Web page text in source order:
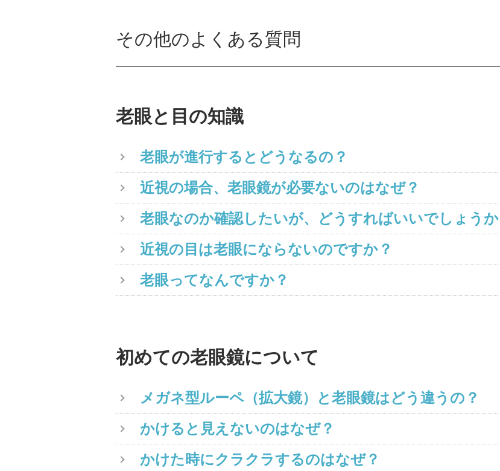
その他のよくある質問
老眼と目の知識
老眼が進行するとどうなるの？
近視の場合、老眼鏡が必要ないのはなぜ？
老眼なのか確認したいが、どうすればいいでしょうか
近視の目は老眼にならないのですか？
老眼ってなんですか？
初めての老眼鏡について
メガネ型ルーペ（拡大鏡）と老眼鏡はどう違うの？
かけると見えないのはなぜ？
かけた時にクラクラするのはなぜ？